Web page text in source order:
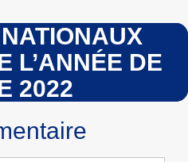
L’ANNÉE DE
2022